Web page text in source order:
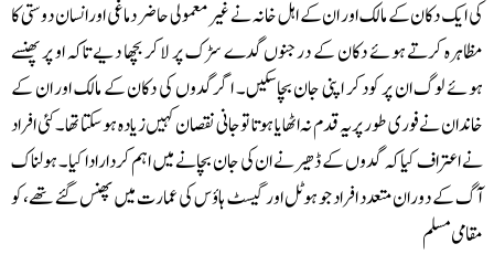
ایک دکان کے مالک اور ان کے اہل خانہ نے غیر معمولی حاضر دماغی اور انسان دوستی کا
کرتے ہوئے دکان کے درجنوں گدے سڑک پر لا کر بچھا دیے تاکہ او پر پھنسے
لوگ ان پر کود کر اپنی جان بچاسکیں۔ اگر گدوں کی دکان کے مالک اور ان کے
نے فوری طور پر یہ قدم نہ اٹھایا ہوتا تو جانی نقصان کہیں زیادہ ہوسکتا تھا۔ کئی افراد
اعتراف کیا کہ گدوں کے ڈھیر نے ان کی جان بچانے میں اہم کردار ادا کیا۔ ہولناک
کے دوران متعدد افراد جو ہوٹل اور گیسٹ ہاؤس کی عمارت میں پھنس گئے تھے، کو
مسلم